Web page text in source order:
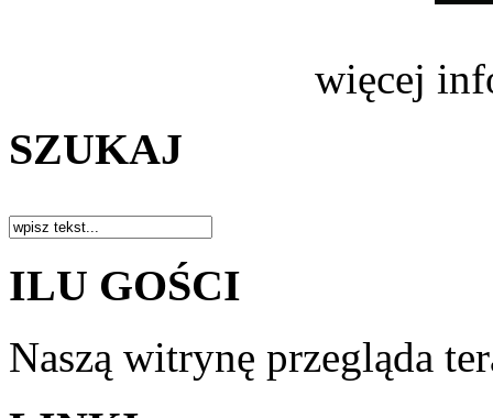
więcej
SZUKAJ
ILU GOŚCI
Naszą witrynę przegląda